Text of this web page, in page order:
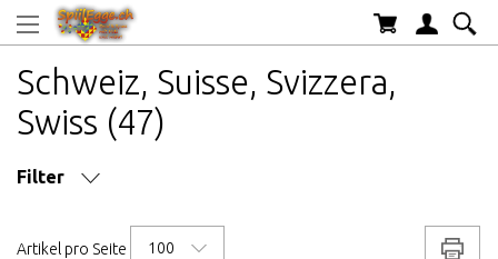
Schweiz, Suisse, Svizzera,
Swiss (47)
Filter
Artikel pro Seite 100